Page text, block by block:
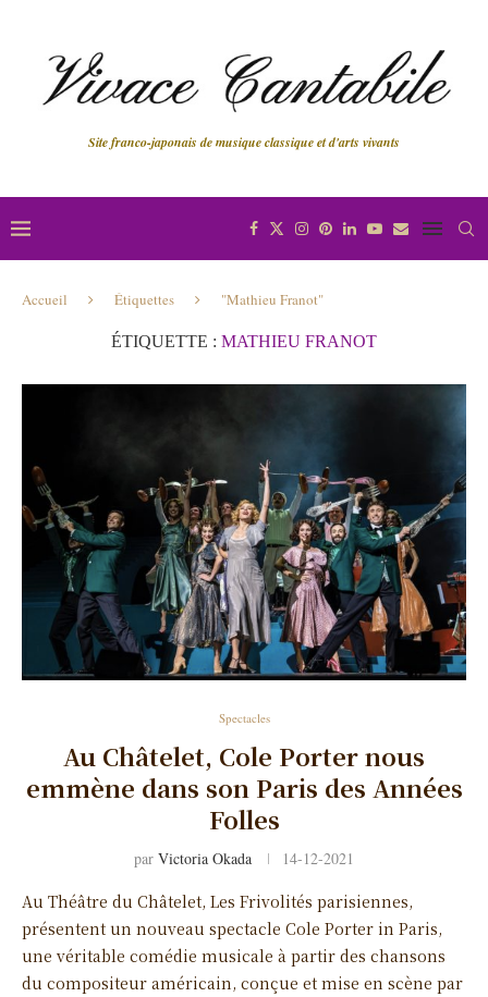
Site franco-japonais de musique classique et d'arts vivants
Accueil Étiquettes "Mathieu Franot"
ÉTIQUETTE : MATHIEU FRANOT
Spectacles
Au Châtelet, Cole Porter nous
emmène dans son Paris des Années
Folles
par Victoria Okada 14-12-2021
Au Théâtre du Châtelet, Les Frivolités parisiennes,
présentent un nouveau spectacle Cole Porter in Paris,
une véritable comédie musicale à partir des chansons
du compositeur américain, conçue et mise en scène par